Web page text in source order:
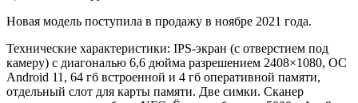
Новая модель поступила в продажу в ноябре 2021 года.
Технические характеристики: IPS-экран (с отверстием под
камеру) с диагональю 6,6 дюйма разрешением 2408×1080, ОС
Android 11, 64 гб встроенной и 4 гб оперативной памяти,
отдельный слот для карты памяти. Две симки. Сканер